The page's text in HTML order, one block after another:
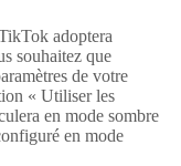
adoptera
souhaitez que
de votre
« Utiliser les
en mode sombre
en mode